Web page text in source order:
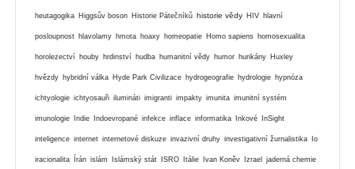
heutagogika Higgsův boson Historie Pátečníků historie vědy HIV hlavní
posloupnost hlavolamy hmota hoaxy homeopatie Homo sapiens homosexualita
horolezectví houby hrdinství hudba humanitní vědy humor hurikány Huxley
hvězdy hybridní válka Hyde Park Civilizace hydrogeografie hydrologie hypnóza
ichtyologie ichtyosauři ilumináti imigranti impakty imunita imunitní systém
imunologie Indie Indoevropané infekce inflace informatika Inkové InSight
inteligence internet internetové diskuze invazivní druhy investigativní žurnalistika Io
iracionalita Írán islám Islámský stát ISRO Itálie Ivan Koněv Izrael jaderná chemie